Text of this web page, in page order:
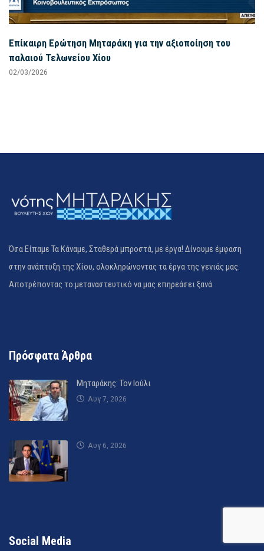
Επίκαιρη Ερώτηση Μηταράκη για την αξιοποίηση του
παλαιού Τελωνείου Χίου
02/03/2026
Όσα Είπαμε Τα Κάναμε, Σταθερά μπροστά, με έργα! Δίνουμε έμφαση
στην ανάπτυξη της Χίου, ολοκληρώνοντας τα έργα της γενιάς μας.
Αποτρέποντας το μεταναστευτικό να μας επηρεάσει ξανά.
Πρόσφατα Άρθρα
Μηταράκης: Τον Ιούλι
Αυγ 7, 2026
Αυγ 6, 2026
Social Media